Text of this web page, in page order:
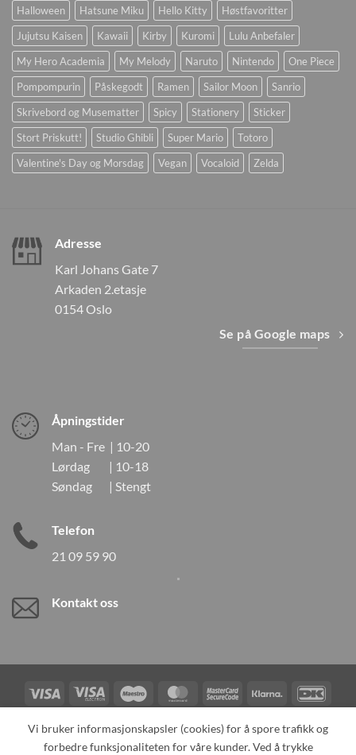
Halloween
Hatsune Miku Hello Kitty
Høstfavoritter
Jujutsu Kaisen
Kawaii Kirby Kuromi
Lulu Anbefaler
My Hero Academia
My Melody Naruto Nintendo
One Piece
Pompompurin
Påskegodt Ramen Sailor Moon
Sanrio
Skrivebord og Musematter
Spicy Stationery
Sticker
Stort Priskutt!
Studio Ghibli Super Mario
Totoro
Valentine's Day og Morsdag
Vegan Vocaloid Zelda
Adresse
Karl Johans Gate 7
Arkaden 2.etasje
0154 Oslo
Se på Google maps
Åpningstider
Man - Fre | 10-20
Lørdag | 10-18
Søndag | Stengt
Telefon
21 09 59 90
Kontakt oss
Visa
Visa
Electron
Maestro MasterCardMasterCard
2
Klarna
Card
TILBAKEKALLINGER KONTAKT OSS OM OSS
Vi bruker informasjonskapsler (cookies) for å spore trafikk og
forbedre funksjonaliteten for våre kunder. Ved å trykke